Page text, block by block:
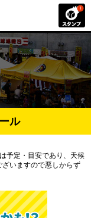
ル
予定・目安であり、天候
いますので悪しからず